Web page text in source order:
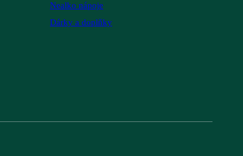
Nealko nápoje
Dárky a doplňky